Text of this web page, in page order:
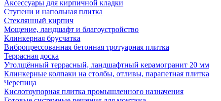
Аксессуары для кирпичной кладки
Ступени и напольная плитка
Cтеклянный кирпич
Мощение, ландшафт и благоустройство
Клинкерная брусчатка
Вибропрессованная бетонная тротуарная плитка
Террасная доска
Утолщённый террасный, ландшафтный керамогранит 20 мм
Клинкерные колпаки на столбы, отливы, парапетная плитка
Черепица
Кислотоупорная плитка промышленного назначения